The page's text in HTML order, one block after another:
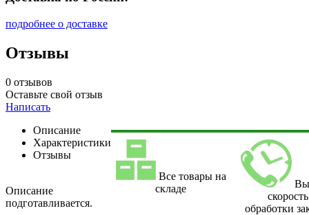
подробнее о доставке
Отзывы
0 отзывов
Оставьте свой отзыв
Написать
Описание
Характеристики
Отзывы
Описание
подготавливается.
Все товары на
складе
скорость
обработки